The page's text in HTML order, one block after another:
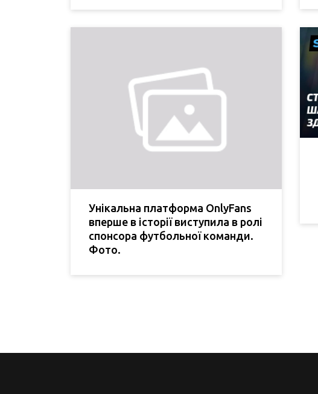
Унікальна платформа OnlyFans
вперше в історії виступила в ролі
спонсора футбольної команди.
Фото.